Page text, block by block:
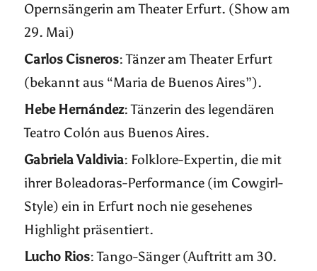
Opernsängerin am Theater Erfurt. (Show am
29. Mai)
Carlos Cisneros: Tänzer am Theater Erfurt
(bekannt aus “Maria de Buenos Aires”).
Hebe Hernández: Tänzerin des legendären
Teatro Colón aus Buenos Aires.
Gabriela Valdivia: Folklore-Expertin, die mit
ihrer Boleadoras-Performance (im Cowgirl-
Style) ein in Erfurt noch nie gesehenes
Highlight präsentiert.
Lucho Rios: Tango-Sänger (Auftritt am 30.